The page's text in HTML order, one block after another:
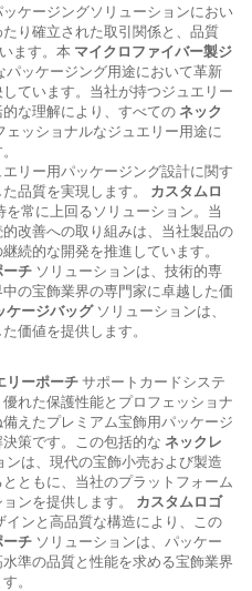
ケージングソリューションにおい
り確立された取引関係と、品質
ます。本 マイクロファイバー製ジ
パッケージング用途において革新
ています。当社が持つジュエリー
な理解により、すべてのネック
ェッショナルなジュエリー用途に
リー用パッケージング設計に関す
品質を実現します。 カスタムロ
を常に上回るソリューション。当
改善への取り組みは、当社製品の
続的な開発を推進しています。
ーチ ソリューションは、技術的専
の宝飾業界の専門家に卓越した価
ケージバッグ ソリューションは、
価値を提供します。
リーポーチサポートカードシステ
れた保護性能とプロフェッショナ
えたプレミアム宝飾用パッケージ
策です。この包括的な ネックレ
ンは、現代の宝飾小売および製造
ともに、当社のプラットフォーム
ンを提供します。 カスタムロゴ
インと高品質な構造により、この
ーチ ソリューションは、パッケー
準の品質と性能を求める宝飾業界
。